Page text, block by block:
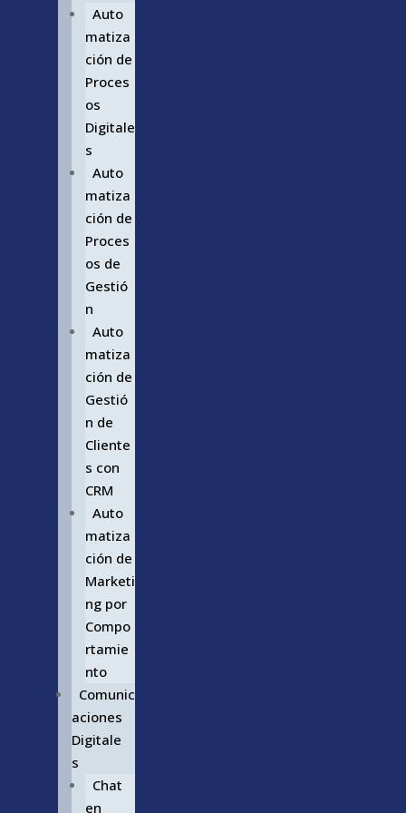
Auto
matiza
ción de
Proces
os
Digitale
s
Auto
matiza
ción de
Proces
os de
Gestió
n
Auto
matiza
ción de
Gestió
n de
Cliente
s con
CRM
Auto
matiza
ción de
Marketi
ng por
Compo
rtamie
nto
Comunic
aciones
Digitale
s
Chat
en